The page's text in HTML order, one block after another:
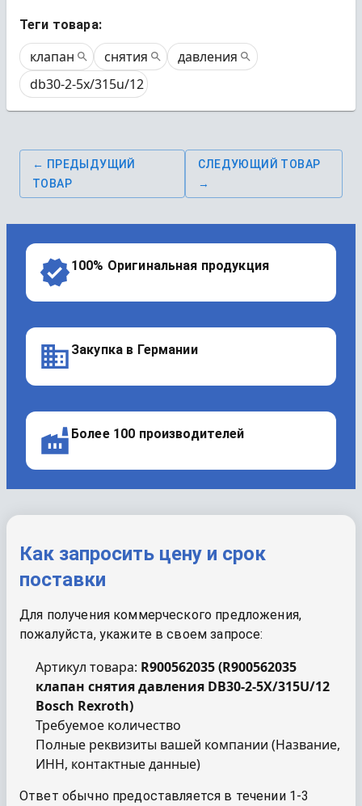
Теги товара:
клапан снятия
давления
db30-2-5x/315u/12
← ПРЕДЫДУЩИЙ
ТОВАР
СЛЕДУЮЩИЙ ТОВАР
→
100% Оригинальная продукция
Закупка в Германии
Более 100 производителей
Как запросить цену и срок
поставки
Для получения коммерческого предложения,
пожалуйста, укажите в своем запросе:
Артикул товара: R900562035(R900562035
клапан снятия давления DB30-2-5X/315U/12
Bosch Rexroth)
Требуемое количество
Полные реквизиты вашей компании (Название,
ИНН, контактные данные)
Ответ обычно предоставляется в течении 1-3